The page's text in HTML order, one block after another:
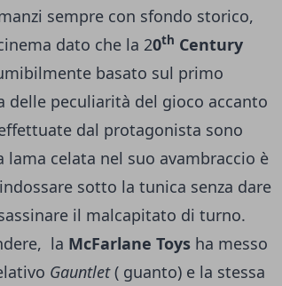
sempre con sfondo storico,
dato che la 20th Century
basato sul primo
delle peculiarità del gioco accanto
dal protagonista sono
lama celata nel suo avambraccio è
sotto la tunica senza dare
il malcapitato di turno.
la McFarlane Toys ha messo
Gauntlet( guanto) e la stessa